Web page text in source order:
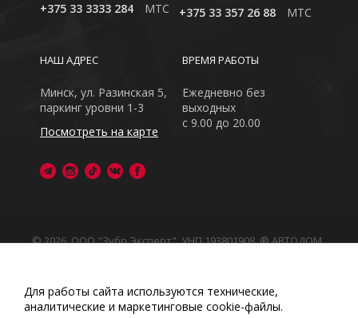
+375 33 3333 284
MTC
+375 33 357 26 88
MTC
ВРЕМЯ РАБОТЫ
Ежедневно без
выходных
с 9.00 до 20.00
НАШ АДРЕС
Минск, ул. Разинская 5,
паркинг уровни 1-3
Посмотреть на карте
© 2026, ООО "Зубр Эксперт", УНП 193801908. ® АВТОДОМ
Обращаем Ваше внимание на то, что данный интернет-
сайт носит исключительно информационный характер
Любое использование либо копирование материалов
Для работы сайта используются технические,
аналитические и маркетинговые сооkіе-файлы.